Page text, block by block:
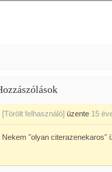
[Törölt felhasználó] üzente 15
Nekem "olyan citerazenekaros"